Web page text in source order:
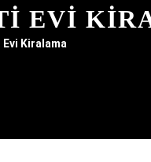
EVI
Kiralama